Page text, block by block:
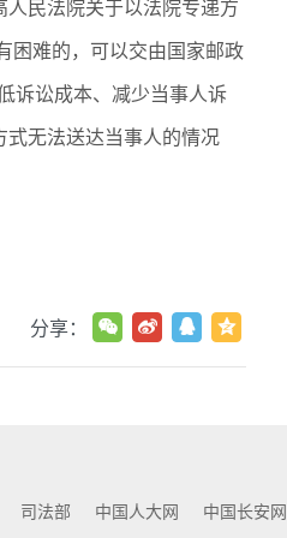
民法院关于以法院专递方
困难的，可以交由国家邮政
诉讼成本、减少当事人诉
无法送达当事人的情况
分享：
司法部 中国人大网 中国长安网